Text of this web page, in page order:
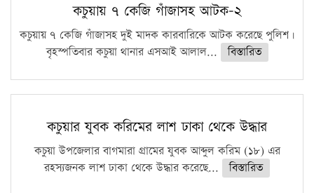
কচুয়ায় ৭ কেজি গাঁজাসহ আটক-২
কচুয়ায় ৭ কেজি গাঁজাসহ দুই মাদক কারবারিকে আটক করেছে পুলিশ।
বৃহস্পতিবার কচুয়া থানার এসআই আলাল...
বিস্তারিত
কচুয়ার যুবক করিমের লাশ ঢাকা থেকে উদ্ধার
কচুয়া উপজেলার বাগমারা গ্রামের যুবক আব্দুল করিম (১৮) এর
রহস্যজনক লাশ ঢাকা থেকে উদ্ধার করেছে...
বিস্তারিত